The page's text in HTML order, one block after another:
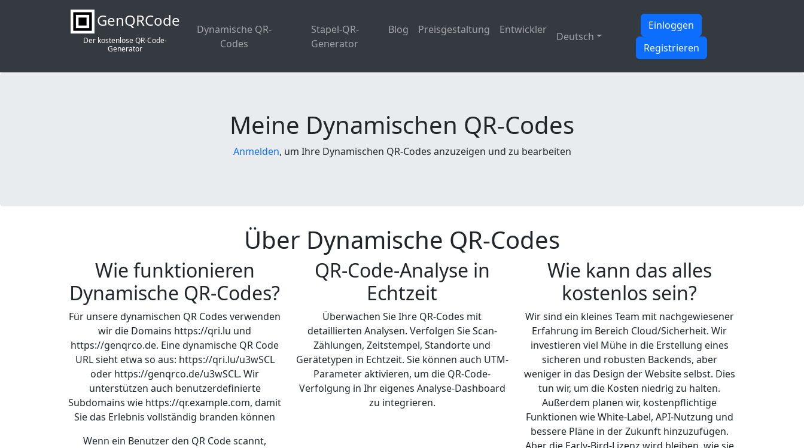
GenQRCode
Der kostenlose QR-Code-
Generator
Dynamische QR-
Codes
Stapel-QR-
Generator
Blog Preisgestaltung Entwickler
Deutsch
Einloggen
Registrieren
Meine Dynamischen QR-Codes
Anmelden, um Ihre Dynamischen QR-Codes anzuzeigen und zu bearbeiten
Über Dynamische QR-Codes
Wie funktionieren
Dynamische QR-Codes?
Für unsere dynamischen QR Codes verwenden
wir die Domains https://qri.lu und
https://genqrco.de. Eine dynamische QR Code
URL sieht etwa so aus: https://qri.lu/u3wSCL
oder https://genqrco.de/u3wSCL. Wir
unterstützen auch benutzerdefinierte
Subdomains wie https://qr.example.com, damit
Sie das Erlebnis vollständig branden können
Wenn ein Benutzer den QR Code scannt,
QR-Code-Analyse in
Echtzeit
Überwachen Sie Ihre QR-Codes mit
detaillierten Analysen. Verfolgen Sie Scan-
Zählungen, Zeitstempel, Standorte und
Gerätetypen in Echtzeit. Sie können auch UTM-
Parameter aktivieren, um die QR-Code-
Verfolgung in Ihr eigenes Analyse-Dashboard
zu integrieren.
Wie kann das alles
kostenlos sein?
Wir sind ein kleines Team mit nachgewiesener
Erfahrung im Bereich Cloud/Sicherheit. Wir
investieren viel Mühe in die Erstellung eines
sicheren und robusten Backends, aber
weniger in das Design der Website selbst. Dies
tun wir, um die Kosten niedrig zu halten.
Außerdem planen wir, kostenpflichtige
Funktionen wie White-Label, API-Nutzung und
bessere Pläne in der Zukunft hinzuzufügen.